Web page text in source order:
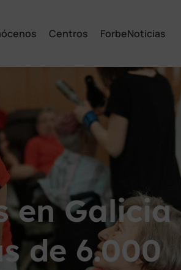
Centros ForbeNoticias
en Galicia
de 6.000